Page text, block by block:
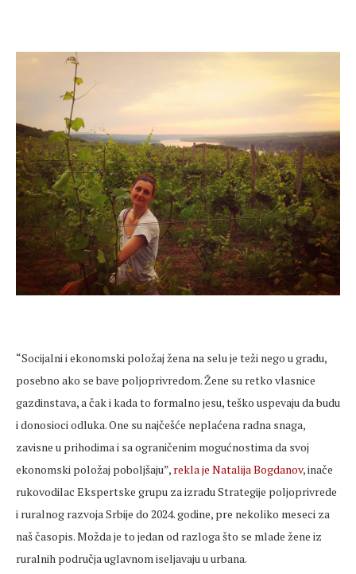
“Socijalni i ekonomski položaj žena na selu je teži nego u gradu,
posebno ako se bave poljoprivredom. Žene su retko vlasnice
gazdinstava, a čak i kada to formalno jesu, teško uspevaju da budu
i donosioci odluka. One su najčešće neplaćena radna snaga,
zavisne u prihodima i sa ograničenim mogućnostima da svoj
ekonomski položaj poboljšaju”, rekla je Natalija Bogdanov, inače
rukovodilac Ekspertske grupu za izradu Strategije poljoprivrede
i ruralnog razvoja Srbije do 2024. godine, pre nekoliko meseci za
naš časopis. Možda je to jedan od razloga što se mlade žene iz
ruralnih područja uglavnom iseljavaju u urbana.